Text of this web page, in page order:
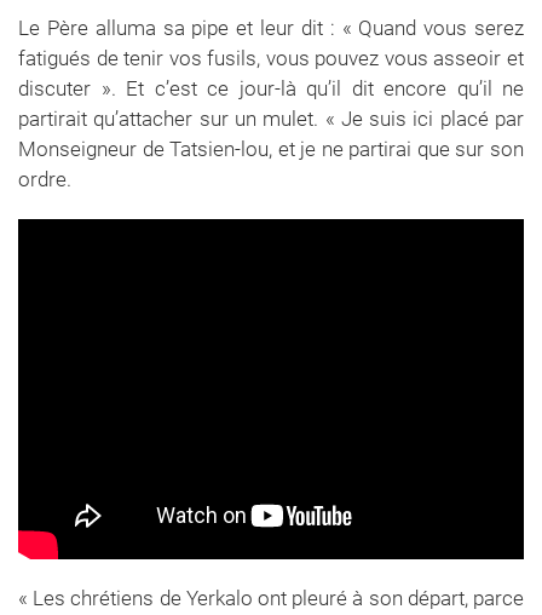
Le Père alluma sa pipe et leur dit : « Quand vous serez
fatigués de tenir vos fusils, vous pouvez vous asseoir et
discuter ». Et c’est ce jour-là qu’il dit encore qu’il ne
partirait qu’attacher sur un mulet. « Je suis ici placé par
Monseigneur de Tatsien-lou, et je ne partirai que sur son
ordre.
« Les chrétiens de Yerkalo ont pleuré à son départ, parce